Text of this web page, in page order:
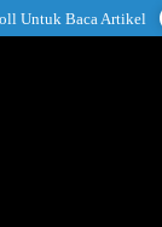
Untuk Baca Artikel